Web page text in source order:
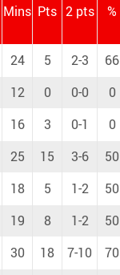
Mins Pts 2 pts %
24 5 2-3 66
12 0 0-0 0
16
3 0-1 0
25 15 3-6 50
18 5 1-2 50
19 8 1-2 50
30 18 7-10 70